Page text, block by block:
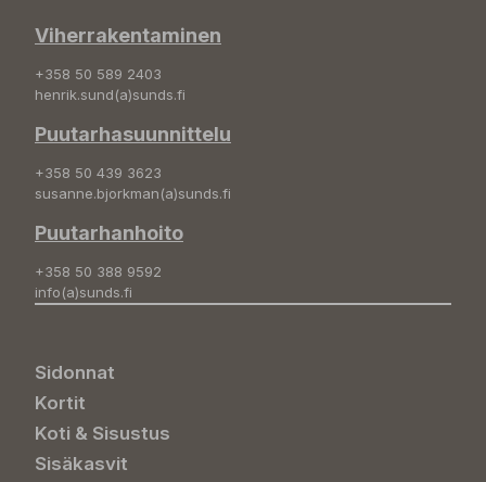
Viherrakentaminen
+358 50 589 2403
henrik.sund(a)sunds.fi
Puutarhasuunnittelu
+358 50 439 3623
susanne.bjorkman(a)sunds.fi
Puutarhanhoito
+358 50 388 9592
info(a)sunds.fi
Sidonnat
Kortit
Koti & Sisustus
Sisäkasvit